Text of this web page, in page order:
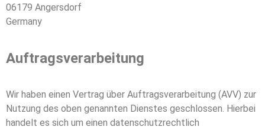
06179 Angersdorf
Germany
Auftragsverarbeitung
Wir haben einen Vertrag über Auftragsverarbeitung (AVV) zur
Nutzung des oben genannten Dienstes geschlossen. Hierbei
handelt es sich um einen datenschutzrechtlich